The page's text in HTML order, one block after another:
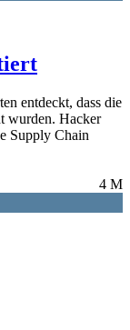
entdeckt, dass die
wurden. Hacker
Supply Chain
4 M